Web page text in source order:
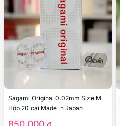
Sagami Original 0.02mm Size M
Hộp 20 cái Made in Japan